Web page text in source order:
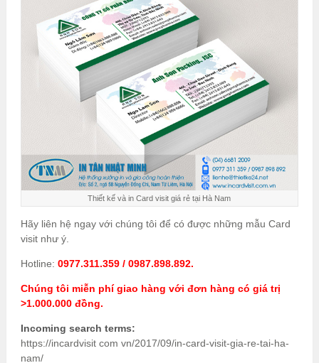
Thiết kế và in Card visit giá rẻ tại Hà Nam
Hãy liên hệ ngay với chúng tôi để có được những mẫu Card
visit như ý.
Hotline: 0977.311.359 / 0987.898.892.
Chúng tôi miễn phí giao hàng với đơn hàng có giá trị
>1.000.000 đồng.
Incoming search terms:
https://incardvisit com vn/2017/09/in-card-visit-gia-re-tai-ha-
nam/